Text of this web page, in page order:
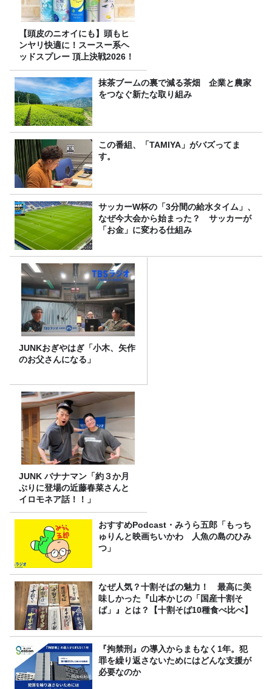
【頭皮のニオイにも】頭もヒ
ンヤリ快適に！スースー系ヘ
ッドスプレー 頂上決戦2026！
抹茶ブームの裏で減る茶畑 企業と農家
をつなぐ新たな取り組み
この番組、「TAMIYA」がバズってま
す。
サッカーW杯の「3分間の給水タイム」、
なぜ今大会から始まった？ サッカーが
「お金」に変わる仕組み
JUNKおぎやはぎ「小木、矢作
のお父さんになる」
JUNK バナナマン「約３か月
ぶりに登場の近藤春菜さんと
イロモネア話！！」
おすすめPodcast・みうら五郎「もっち
ゅりんと映画ちいかわ 人魚の島のひみ
つ」
なぜ人気？十割そばの魅力！ 最高に美
味しかった『山本かじの「国産十割そ
ば」』とは？【十割そば10種食べ比べ】
『拘禁刑』の導入からまもなく1年。犯
罪を繰り返さないためにはどんな支援が
必要なのか